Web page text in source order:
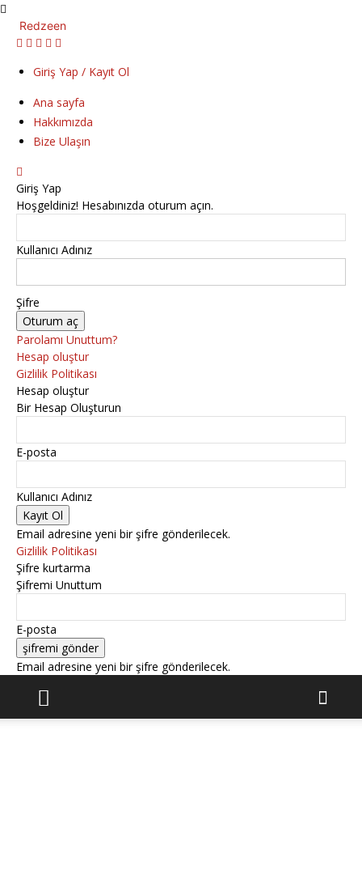
Redzeen
Giriş Yap / Kayıt Ol
Ana sayfa
Hakkımızda
Bize Ulaşın
Giriş Yap
Hoşgeldiniz! Hesabınızda oturum açın.
Kullanıcı Adınız
Şifre
Parolamı Unuttum?
Hesap oluştur
Gizlilik Politikası
Hesap oluştur
Bir Hesap Oluşturun
E-posta
Kullanıcı Adınız
Email adresine yeni bir şifre gönderilecek.
Gizlilik Politikası
Şifre kurtarma
Şifremi Unuttum
E-posta
Email adresine yeni bir şifre gönderilecek.